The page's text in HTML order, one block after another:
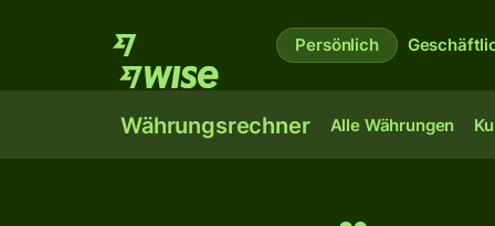
Persönlich
Währungsrechner Alle Währungen